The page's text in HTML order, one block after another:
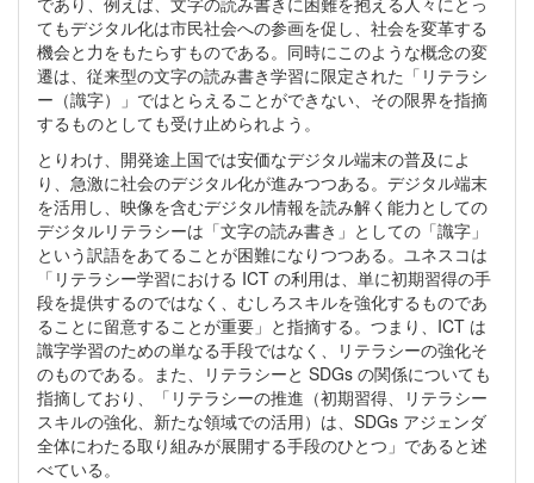
てもデジタル化は市民社会への参画を促し、社会を変革する
機会と力をもたらすものである。同時にこのような概念の変
遷は、従来型の文字の読み書き学習に限定された「リテラシ
ー（識字）」ではとらえることができない、その限界を指摘
するものとしても受け止められよう。
とりわけ、開発途上国では安価なデジタル端末の普及によ
り、急激に社会のデジタル化が進みつつある。デジタル端末
を活用し、映像を含むデジタル情報を読み解く能力としての
デジタルリテラシーは「文字の読み書き」としての「識字」
という訳語をあてることが困難になりつつある。ユネスコは
「リテラシー学習における ICT の利用は、単に初期習得の手
段を提供するのではなく、むしろスキルを強化するものであ
ることに留意することが重要」と指摘する。つまり、ICT は
識字学習のための単なる手段ではなく、リテラシーの強化そ
のものである。また、リテラシーと SDGs の関係についても
指摘しており、「リテラシーの推進（初期習得、リテラシー
スキルの強化、新たな領域での活用）は、SDGs アジェンダ
全体にわたる取り組みが展開する手段のひとつ」であると述
べている。